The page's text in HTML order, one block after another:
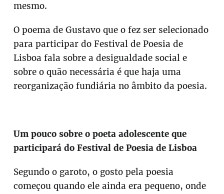
mesmo.
O poema de Gustavo que o fez ser selecionado
para participar do Festival de Poesia de
Lisboa fala sobre a desigualdade social e
sobre o quão necessária é que haja uma
reorganização fundiária no âmbito da poesia.
Um pouco sobre o poeta adolescente que
participará do Festival de Poesia de Lisboa
Segundo o garoto, o gosto pela poesia
começou quando ele ainda era pequeno, onde